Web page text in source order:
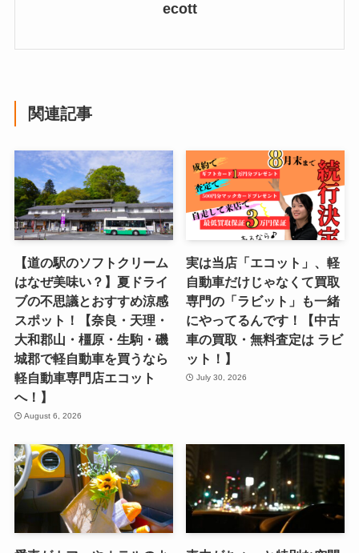
ecott
関連記事
【道の駅のソフトクリーム
はなぜ美味い？】夏ドライ
ブの不思議とおすすめ涼感
スポット！【奈良・天理・
大和郡山・橿原・生駒・磯
城郡で軽自動車を買うなら
軽自動車専門店エコット
へ！】
August 6, 2026
実は当店「エコット」、軽
自動車だけじゃなくて買取
専門の「ラビット」も一緒
にやってるんです！【中古
車の買取・無料査定は ラビ
ット！】
July 30, 2026